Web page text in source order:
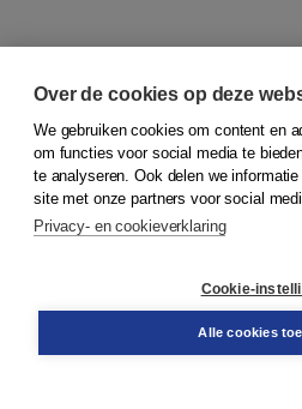
© 2026Koninklijke Boom uitgevers
Bestellen
Over de cookies op deze
We gebruiken cookies om content en
om functies voor social media te
te analyseren. Ook delen we
site met onze partners voor social
Privacy- en cookieverklaring
Cookie-
Alle cookies